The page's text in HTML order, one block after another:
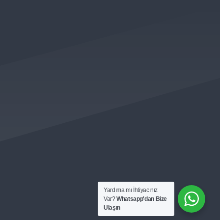
Yardıma mı İhtiyacınız
Var?Whatsapp'dan Bize
Ulaşın